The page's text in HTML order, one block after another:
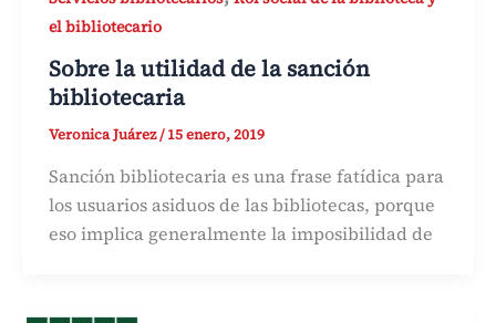
el bibliotecario
Sobre la utilidad de la sanción
bibliotecaria
Veronica Juárez/15 enero, 2019
Sanción bibliotecaria es una frase fatídica para
los usuarios asiduos de las bibliotecas, porque
eso implica generalmente la imposibilidad de